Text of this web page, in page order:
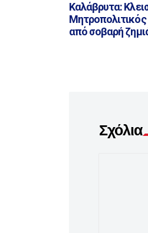
Καλάβρυτα:
από σοβαρή
Σχόλια